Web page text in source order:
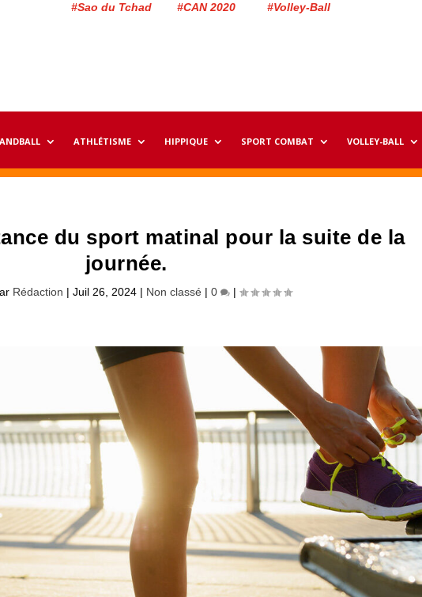
#Sao du Tchad #CAN 2020 #Volley-Ball
ATHLÉTISME HIPPIQUE SPORT COMBAT VOLLEY-BALL
du sport matinal pour la suite de la
journée.
Rédaction | Juil 26, 2024| Non classé | 0 |